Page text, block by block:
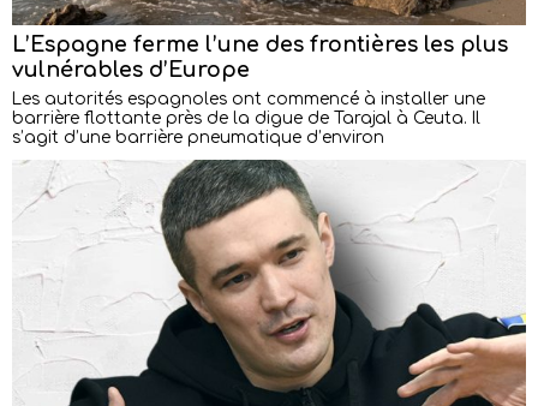
L’Espagne ferme l’une des frontières les plus
vulnérables d’Europe
Les autorités espagnoles ont commencé à installer une
barrière flottante près de la digue de Tarajal à Ceuta. Il
s’agit d’une barrière pneumatique d’environ